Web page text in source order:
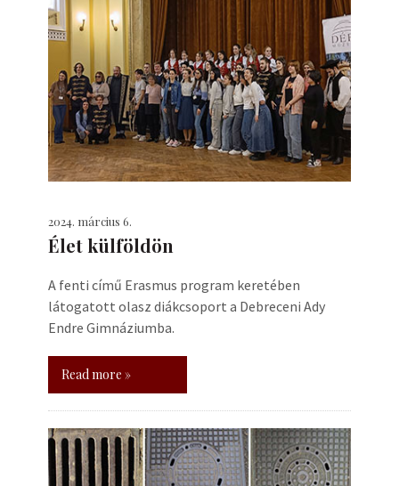
2024. március 6.
Élet külföldön
A fenti című Erasmus program keretében
látogatott olasz diákcsoport a Debreceni Ady
Endre Gimnáziumba.
Read more »